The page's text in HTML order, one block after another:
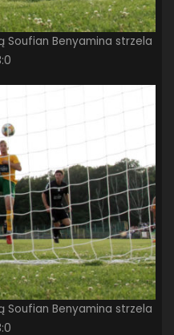
Soufian Benyamina strzela
Soufian Benyamina strzela